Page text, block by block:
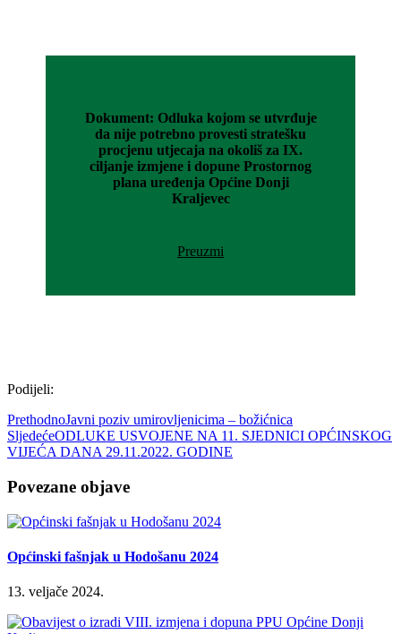
Dokument: Odluka kojom se utvrđuje
da nije potrebno provesti stratešku
procjenu utjecaja na okoliš za IX.
ciljanje izmjene i dopune Prostornog
plana uređenja Općine Donji
Kraljevec
Preuzmi
Podijeli:
PrethodnoJavni poziv umirovljenicima – božićnica
SljedećeODLUKE USVOJENE NA 11. SJEDNICI OPĆINSKOG
VIJEĆA DANA 29.11.2022. GODINE
Povezane objave
Općinski fašnjak u Hodošanu 2024
13. veljače 2024.